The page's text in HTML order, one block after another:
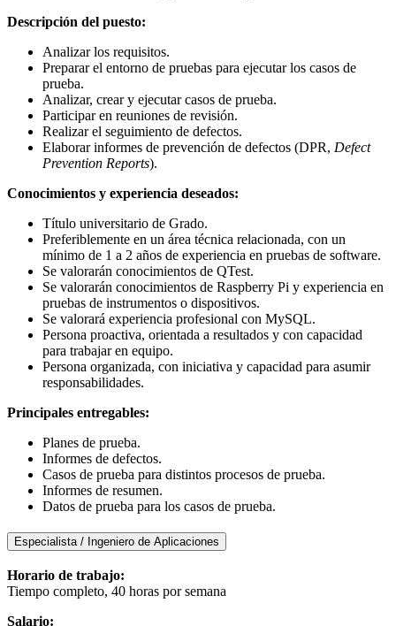
Descripción del puesto:
Analizar los requisitos.
Preparar el entorno de pruebas para ejecutar los casos de
prueba.
Analizar, crear y ejecutar casos de prueba.
Participar en reuniones de revisión.
Realizar el seguimiento de defectos.
Elaborar informes de prevención de defectos (DPR, Defect
Prevention Reports).
Conocimientos y experiencia deseados:
Título universitario de Grado.
Preferiblemente en un área técnica relacionada, con un
mínimo de 1 a 2 años de experiencia en pruebas de software.
Se valorarán conocimientos de QTest.
Se valorarán conocimientos de Raspberry Pi y experiencia en
pruebas de instrumentos o dispositivos.
Se valorará experiencia profesional con MySQL.
Persona proactiva, orientada a resultados y con capacidad
para trabajar en equipo.
Persona organizada, con iniciativa y capacidad para asumir
responsabilidades.
Principales entregables:
Planes de prueba.
Informes de defectos.
Casos de prueba para distintos procesos de prueba.
Informes de resumen.
Datos de prueba para los casos de prueba.
Especialista / Ingeniero de Aplicaciones
Horario de trabajo:
Tiempo completo, 40 horas por semana
Salario: